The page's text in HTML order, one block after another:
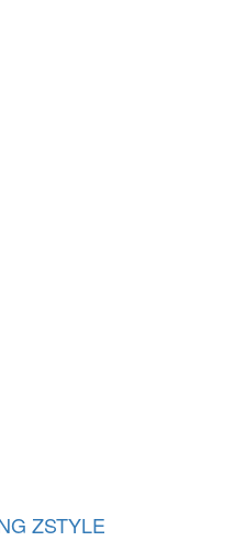
ZSTYLE